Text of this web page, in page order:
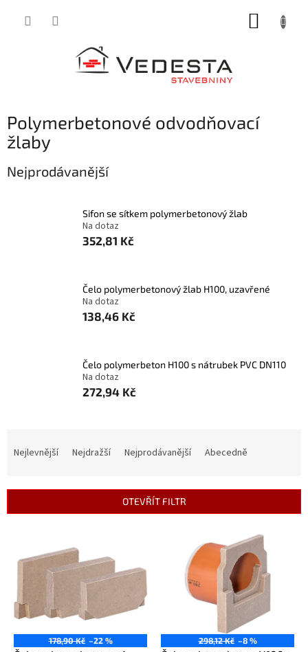
Polymerbetonové odvodňovací
žlaby
Nejprodávanější
Sifon se sítkem polymerbetonový žlab
Na dotaz
352,81 Kč
Čelo polymerbetonový žlab H100, uzavřené
Na dotaz
138,46 Kč
Čelo polymerbeton H100 s nátrubek PVC DN110
Na dotaz
272,94 Kč
í
Nejlevnější Nejdražší Nejprodávanější Abecedně
OTEVŘÍT FILTR
178,90 Kč –22 % 298,12 Kč –8 %